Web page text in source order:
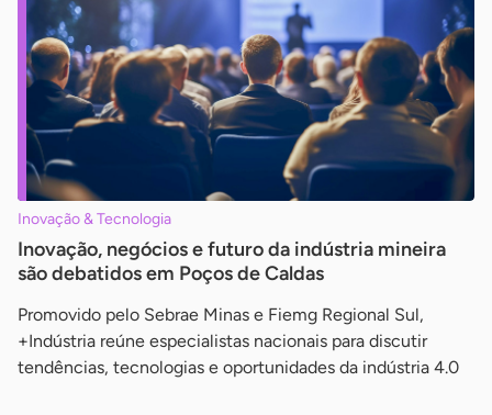
Inovação & Tecnologia
Inovação, negócios e futuro da indústria mineira
são debatidos em Poços de Caldas
Promovido pelo Sebrae Minas e Fiemg Regional Sul,
+Indústria reúne especialistas nacionais para discutir
tendências, tecnologias e oportunidades da indústria 4.0